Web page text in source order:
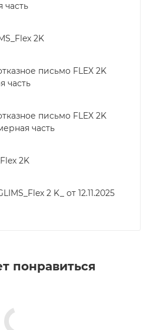
часть
2K
письмо FLEX 2K
часть
письмо FLEX 2K
часть
2K
2 K_ от 12.11.2025
понравиться